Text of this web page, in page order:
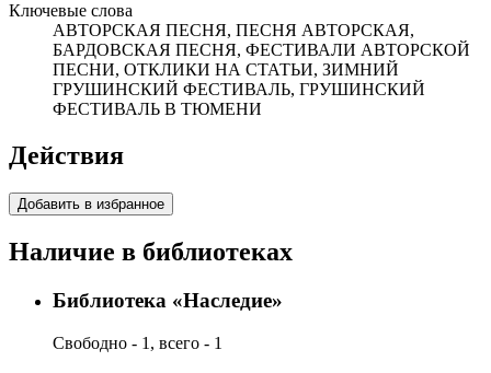
Ключевые слова
АВТОРСКАЯ ПЕСНЯ, ПЕСНЯ АВТОРСКАЯ,
БАРДОВСКАЯ ПЕСНЯ, ФЕСТИВАЛИ АВТОРСКОЙ
ПЕСНИ, ОТКЛИКИ НА СТАТЬИ, ЗИМНИЙ
ГРУШИНСКИЙ ФЕСТИВАЛЬ, ГРУШИНСКИЙ
ФЕСТИВАЛЬ В ТЮМЕНИ
Действия
Добавить в избранное
Наличие в библиотеках
Библиотека «Наследие»
Свободно - 1, всего - 1